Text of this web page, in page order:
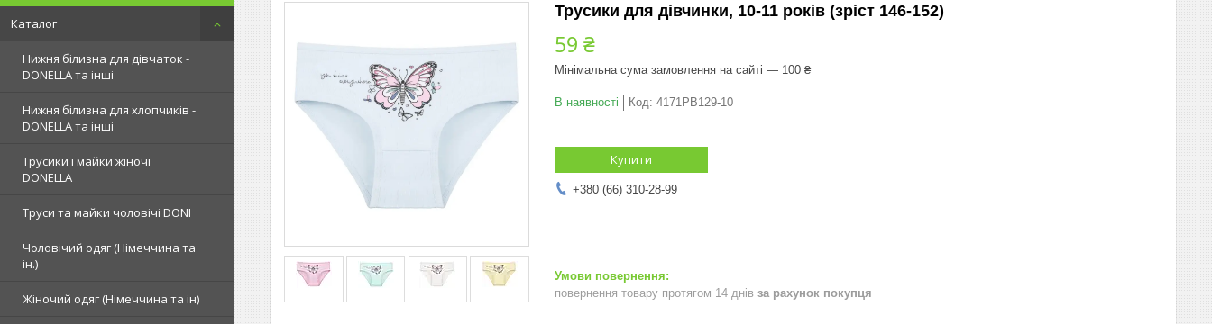
Каталог
Нижня білизна для дівчаток -
DONELLA та інші
Нижня білизна для хлопчиків -
DONELLA та інші
Трусики і майки жіночі
DONELLA
Труси та майки чоловічі DONI
Чоловічий одяг (Німеччина та
ін.)
Жіночий одяг (Німеччина та ін)
Трусики для дівчинки, 10-11 років (зріст 146-152)
59 ₴
Мінімальна сума замовлення на сайті — 100 ₴
В наявності Код: 4171PB129-10
Купити
+380 (66) 310-28-99
повернення товару протягом 14 днів за рахунок покупця